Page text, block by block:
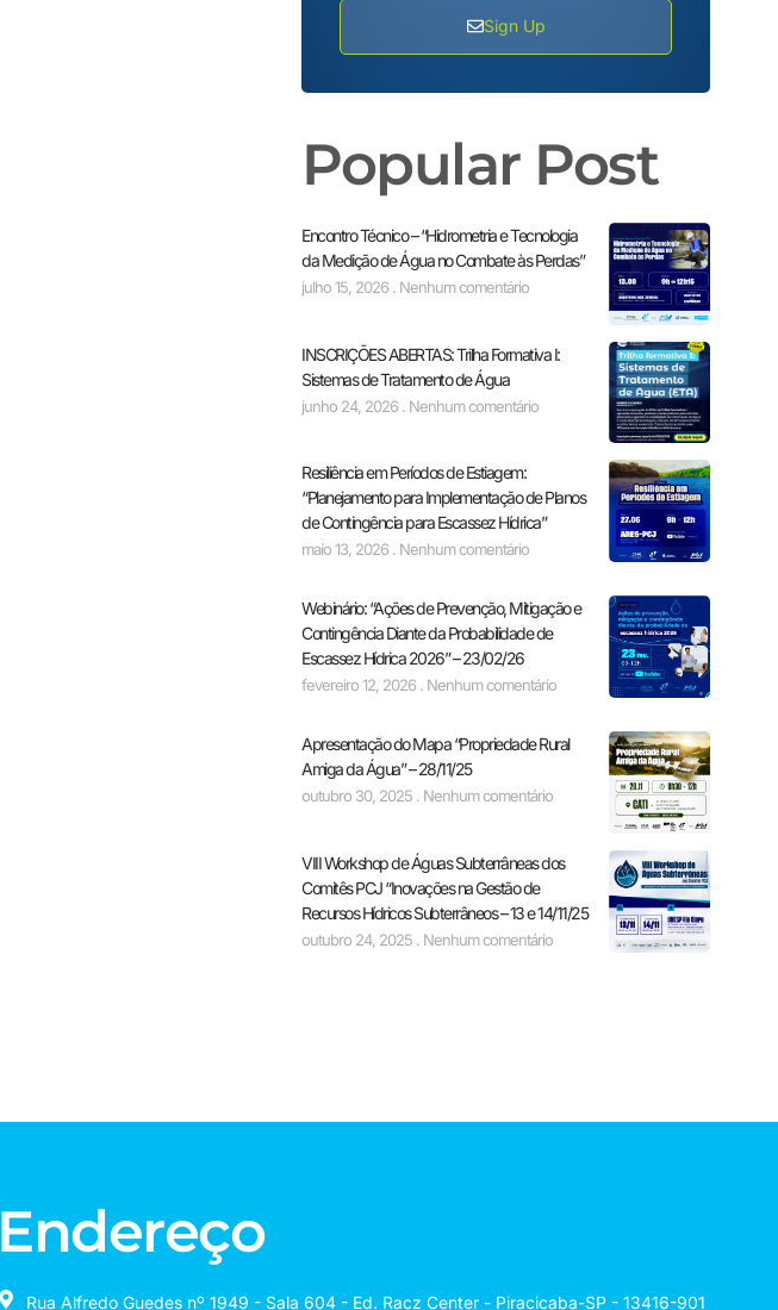
Sign Up
Popular Post
Encontro Técnico – “Hidrometria e Tecnologia
da Medição de Água no Combate às Perdas”
julho 15, 2026 Nenhum comentário
INSCRIÇÕES ABERTAS: Trilha Formativa I:
Sistemas de Tratamento de Água
junho 24, 2026 Nenhum comentário
Resiliência em Períodos de Estiagem:
“Planejamento para Implementação de Planos
de Contingência para Escassez Hídrica”
maio 13, 2026 Nenhum comentário
Webinário: “Ações de Prevenção, Mitigação e
Contingência Diante da Probabilidade de
Escassez Hídrica 2026” – 23/02/26
fevereiro 12, 2026 Nenhum comentário
Apresentação do Mapa “Propriedade Rural
Amiga da Água” – 28/11/25
outubro 30, 2025 Nenhum comentário
VIII Workshop de Águas Subterrâneas dos
Comitês PCJ “Inovações na Gestão de
Recursos Hídricos Subterrâneos – 13 e 14/11/25
outubro 24, 2025 Nenhum comentário
Endereço
Rua Alfredo Guedes nº 1949 - Sala 604 - Ed. Racz Center - Piracicaba-SP - 13416-901